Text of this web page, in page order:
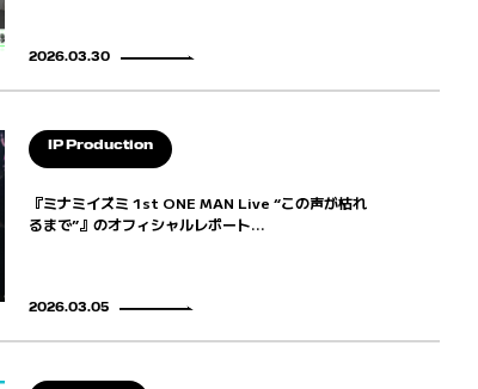
2026.03.30
IP Production
『ミナミイズミ 1st ONE MAN Live “この声が枯れ
るまで”』のオフィシャルレポート...
2026.03.05